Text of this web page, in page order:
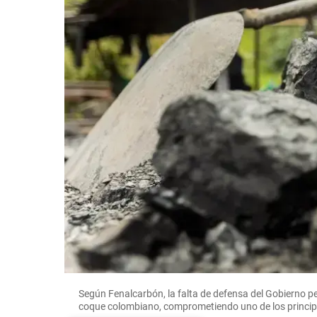
Según Fenalcarbón, la falta de defensa del Gobierno
coque colombiano, comprometiendo uno de los